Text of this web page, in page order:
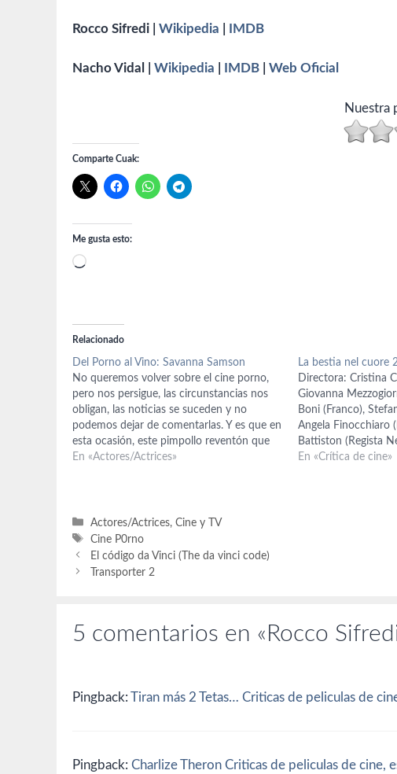
Rocco Sifredi | Wikipedia IMDB
Nacho Vidal | Wikipedia IMDB Web Oficial
Nuestra
Comparte Cuak:
Me gusta esto:
Cargando...
Relacionado
Del Porno al Vino: Savanna Samson
No queremos volver sobre el cine porno,
pero nos persigue, las circunstancias nos
obligan, las noticias se suceden y no
podemos dejar de comentarlas. Y es que en
esta ocasión, este pimpollo reventón que
vemos en la foto, que responde al nombre
En «Actores/Actrices»
La bestia nel cuore
Directora: Cristina
Giovanna
Boni (Franco),
Angela Finocchiaro
Battiston (Regista
Comencini,
En «Crítica de cine»
Categorías
Actores/Actrices,Cine y TV
Etiquetas
Cine P0rno
El código da Vinci (The da vinci code)
Transporter 2
5 comentarios en «Rocco
Pingback: Tiran más 2 Tetas… Criticas de peliculas de
Pingback: Charlize Theron Criticas de peliculas de cine,